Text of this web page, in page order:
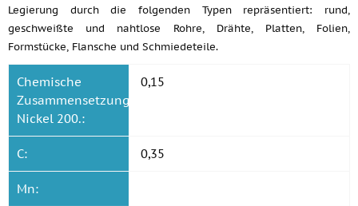
Legierung durch die folgenden Typen repräsentiert: rund,
geschweißte und nahtlose Rohre, Drähte, Platten, Folien,
Formstücke, Flansche und Schmiedeteile.
Chemische
Zusammensetzung
Nickel 200.:
0,15
C: 0,35
Mn: